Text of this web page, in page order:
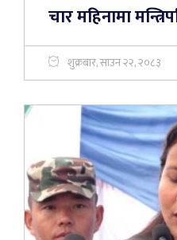
चार महिनामा
शुक्रबार, साउन २२, २०८३